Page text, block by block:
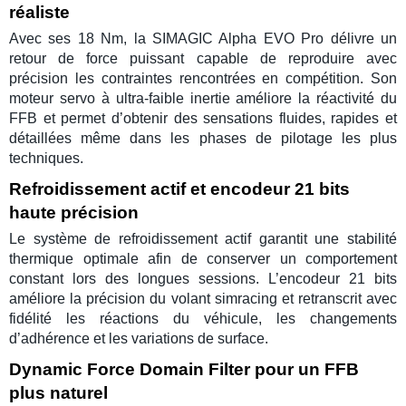
réaliste
Avec ses 18 Nm, la SIMAGIC Alpha EVO Pro délivre un
retour de force puissant capable de reproduire avec
précision les contraintes rencontrées en compétition. Son
moteur servo à ultra-faible inertie améliore la réactivité du
FFB et permet d’obtenir des sensations fluides, rapides et
détaillées même dans les phases de pilotage les plus
techniques.
Refroidissement actif et encodeur 21 bits
haute précision
Le système de refroidissement actif garantit une stabilité
thermique optimale afin de conserver un comportement
constant lors des longues sessions. L’encodeur 21 bits
améliore la précision du volant simracing et retranscrit avec
fidélité les réactions du véhicule, les changements
d’adhérence et les variations de surface.
Dynamic Force Domain Filter pour un FFB
plus naturel